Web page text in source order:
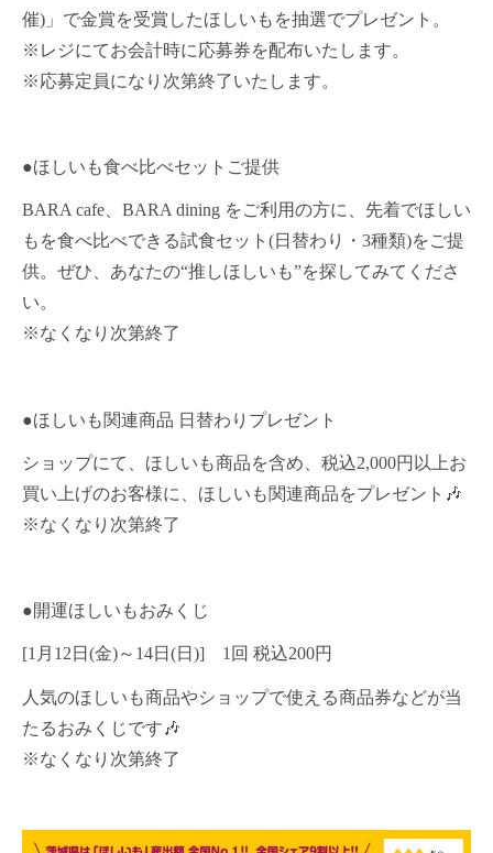
催)」で金賞を受賞したほしいもを抽選でプレゼント。
※レジにてお会計時に応募券を配布いたします。
※応募定員になり次第終了いたします。
●ほしいも食べ比べセットご提供
BARA cafe、BARA dining をご利用の方に、先着でほしい
もを食べ比べできる試食セット(日替わり・3種類)をご提
供。ぜひ、あなたの“推しほしいも”を探してみてくださ
い。
※なくなり次第終了
●ほしいも関連商品 日替わりプレゼント
ショップにて、ほしいも商品を含め、税込2,000円以上お
買い上げのお客様に、ほしいも関連商品をプレゼント🎶
※なくなり次第終了
●開運ほしいもおみくじ
[1月12日(金)～14日(日)] 1回 税込200円
人気のほしいも商品やショップで使える商品券などが当
たるおみくじです🎶
※なくなり次第終了